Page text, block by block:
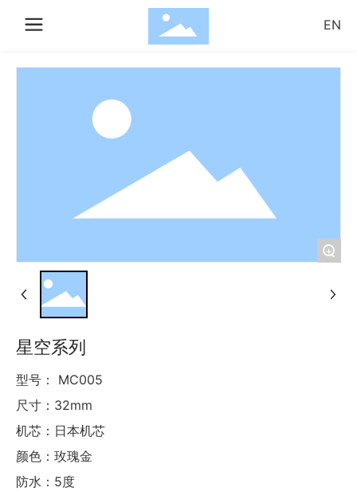
EN
搜索
认
+
星空系列
型号： MC005
尺寸：32mm
机芯：日本机芯
颜色：玫瑰金
防水：5度